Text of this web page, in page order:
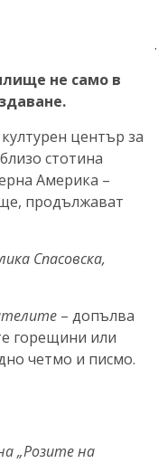
.
не само в
център за
стотина
Америка –
продължават
Спасовска,
– допълва
горещини или
четмо и писмо.
„Розите на